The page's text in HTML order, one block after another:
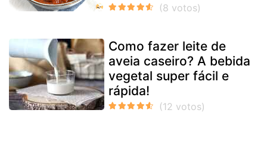
Como fazer leite de
aveia caseiro? A bebida
vegetal super fácil e
rápida!